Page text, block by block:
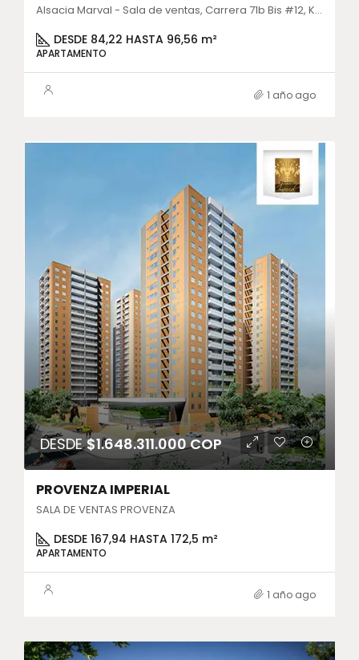
Alsacia Marval - Sala de ventas, Carrera 71b Bis #12, Kennedy, Cundinamarca, Colombia
DESDE 84,22 HASTA 96,56 m²
APARTAMENTO
1 año ago
DESDE$1.648.311.000 COP
PROVENZA IMPERIAL
SALA DE VENTAS PROVENZA
DESDE 167,94 HASTA 172,5 m²
APARTAMENTO
1 año ago